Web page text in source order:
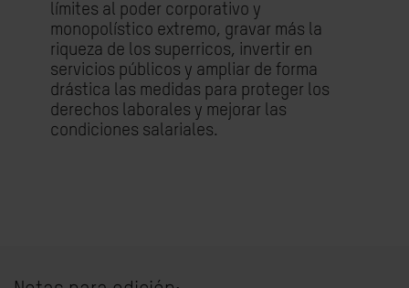
límites al poder corporativo y
monopolístico extremo, gravar más la
riqueza de los superricos, invertir en
servicios públicos y ampliar de forma
drástica las medidas para proteger los
derechos laborales y mejorar las
condiciones salariales.